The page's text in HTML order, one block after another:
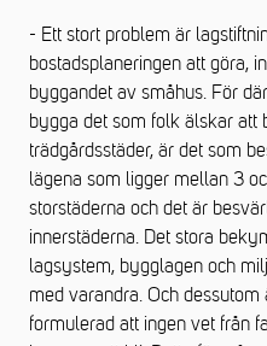
- Ett stort problem är
bostadsplaneringen att göra,
byggandet av småhus. För
bygga det som folk älskar att
trädgårdsstäder, är det som
lägena som ligger mellan 3
storstäderna och det är
innerstäderna. Det stora
lagsystem, bygglagen och
med varandra. Och
formulerad att ingen vet från